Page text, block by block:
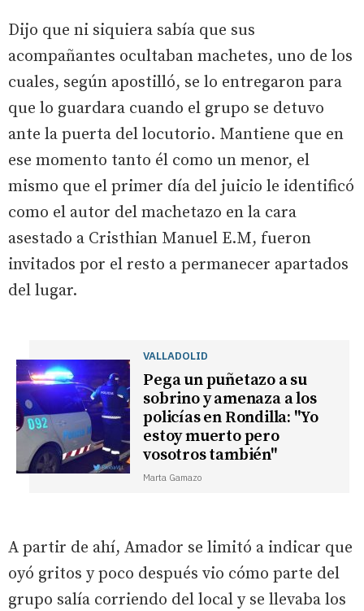
Dijo que ni siquiera sabía que sus
acompañantes ocultaban machetes, uno de los
cuales, según apostilló, se lo entregaron para
que lo guardara cuando el grupo se detuvo
ante la puerta del locutorio. Mantiene que en
ese momento tanto él como un menor, el
mismo que el primer día del juicio le identificó
como el autor del machetazo en la cara
asestado a Cristhian Manuel E.M, fueron
invitados por el resto a permanecer apartados
del lugar.
VALLADOLID
Pega un puñetazo a su
sobrino y amenaza a los
policías en Rondilla: ''Yo
estoy muerto pero
vosotros también''
Marta Gamazo
A partir de ahí, Amador se limitó a indicar que
oyó gritos y poco después vio cómo parte del
grupo salía corriendo del local y se llevaba los